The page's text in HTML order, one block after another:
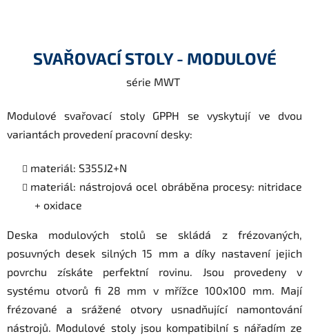
SVAŘOVACÍ STOLY - MODULOVÉ
série MWT
Modulové svařovací stoly GPPH se vyskytují ve dvou
variantách provedení pracovní desky:
materiál: S355J2+N
materiál: nástrojová ocel obráběna procesy: nitridace
+ oxidace
Deska modulových stolů se skládá z frézovaných,
posuvných desek silných 15 mm a díky nastavení jejich
povrchu získáte perfektní rovinu. Jsou provedeny v
systému otvorů fi 28 mm v mřížce 100x100 mm. Mají
frézované a srážené otvory usnadňující namontování
nástrojů. Modulové stoly jsou kompatibilní s nářadím ze